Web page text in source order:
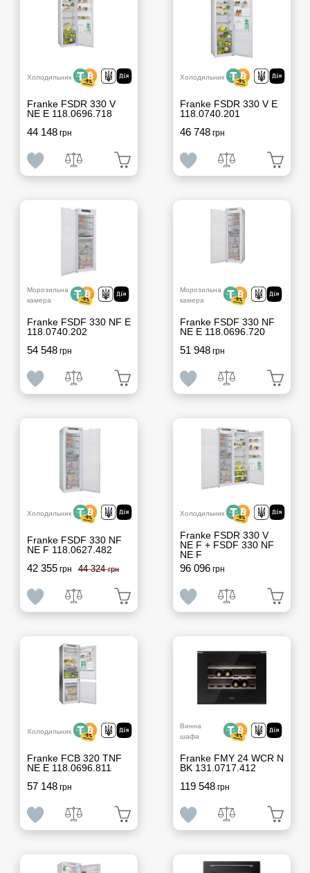
Холодильник
Franke FSDR 330 V
NE E 118.0696.718
44 148грн
Холодильник
Franke FSDR 330 V E
118.0740.201
46 748грн
Морозильна
камера
Franke FSDF 330 NF E
118.0740.202
54 548грн
Морозильна
камера
Franke FSDF 330 NF
NE E 118.0696.720
51 948грн
Холодильник
Franke FSDF 330 NF
NE F 118.0627.482
42 355грн 44 324грн
Холодильник
Franke FSDR 330 V
NE F + FSDF 330 NF
NE F
96 096грн
Холодильник
Franke FCB 320 TNF
NE E 118.0696.811
57 148грн
Винна
шафа
Franke FMY 24 WCR N
BK 131.0717.412
119 548грн